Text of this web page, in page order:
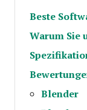
Beste
Warum Sie
Blender